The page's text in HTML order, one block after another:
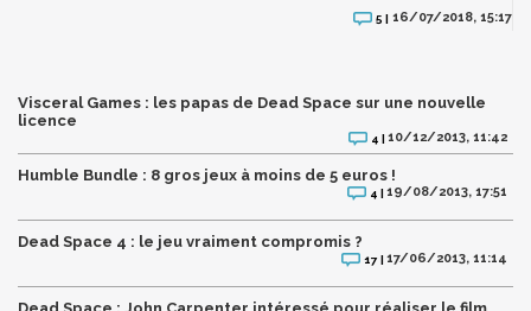
5 | 16/07/2018, 15:17
Visceral Games : les papas de Dead Space sur une nouvelle
licence
4 |10/12/2013, 11:42
Humble Bundle : 8 gros jeux à moins de 5 euros !
4 |19/08/2013, 17:51
Dead Space 4 : le jeu vraiment compromis ?
17 |17/06/2013, 11:14